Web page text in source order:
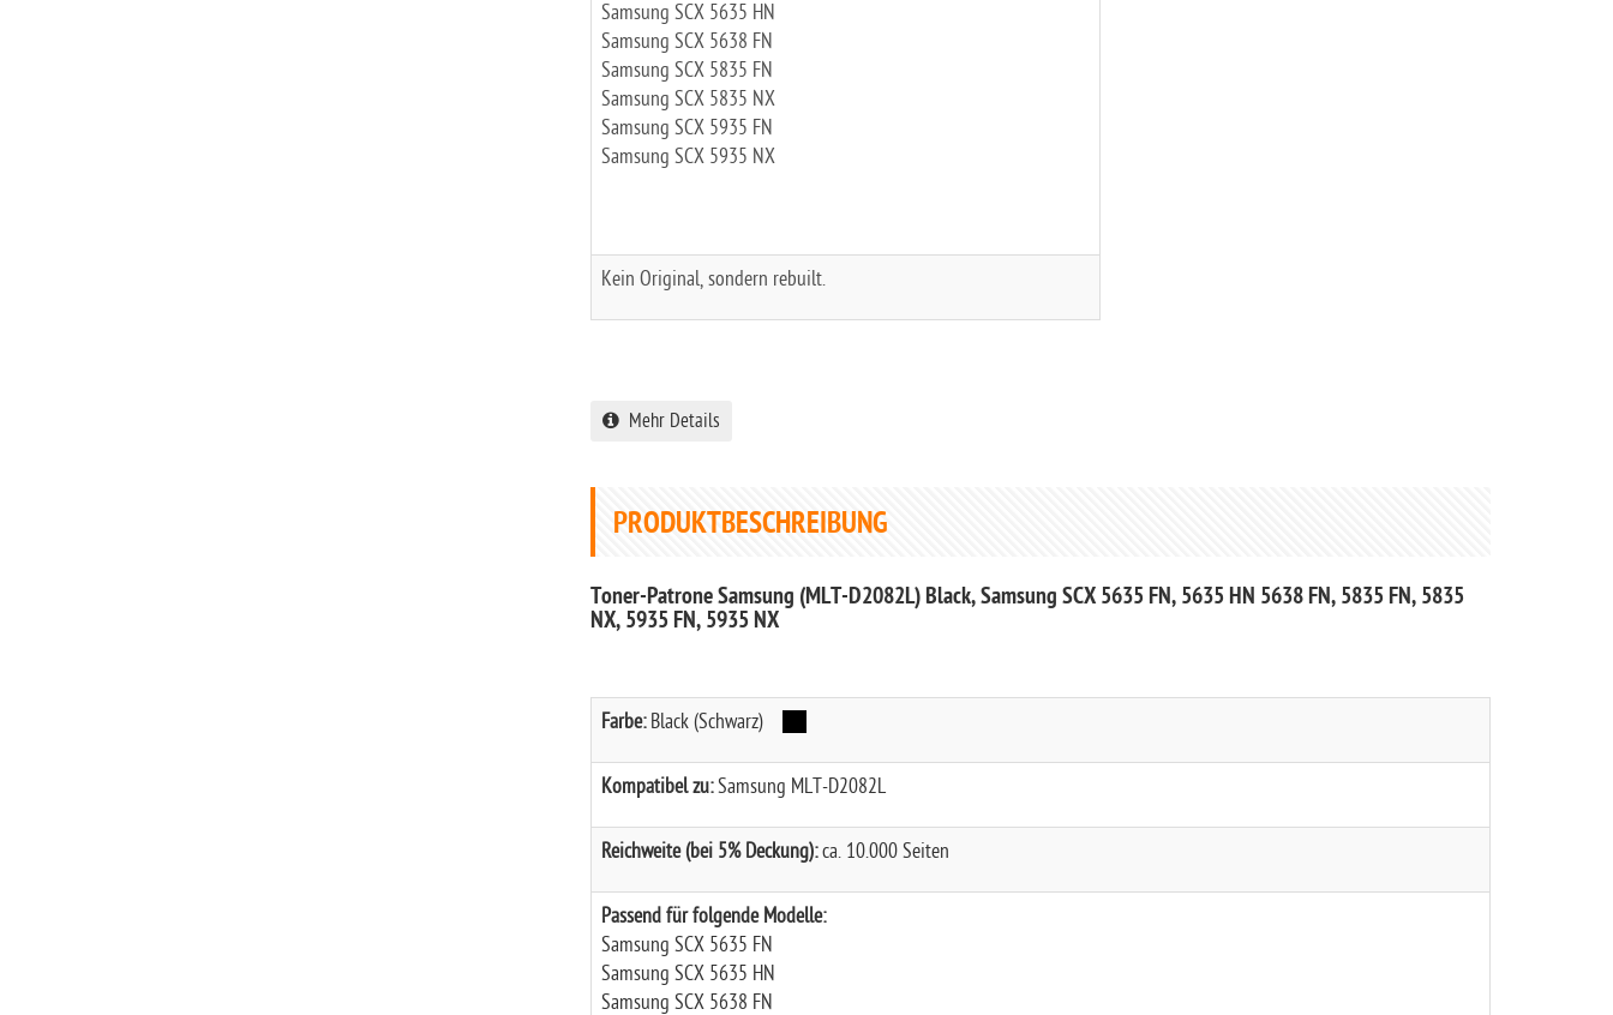
Samsung SCX 5635 HN
Samsung SCX 5638 FN
Samsung SCX 5835 FN
Samsung SCX 5835 NX
Samsung SCX 5935 FN
Samsung SCX 5935 NX
Kein Original, sondern rebuilt.
Mehr Details
PRODUKTBESCHREIBUNG
Toner-Patrone Samsung (MLT-D2082L) Black, Samsung SCX 5635 FN, 5635 HN 5638 FN, 5835 FN, 5835
NX, 5935 FN, 5935 NX
Farbe:Black (Schwarz)
Kompatibel zu:Samsung MLT-D2082L
Reichweite (bei 5% Deckung):ca. 10.000 Seiten
Passend für folgende Modelle:
Samsung SCX 5635 FN
Samsung SCX 5635 HN
Samsung SCX 5638 FN